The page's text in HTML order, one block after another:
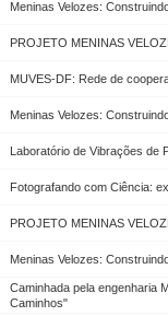
Meninas Velozes:
PROJETO MENINAS
MUVES-DF: Rede de
Meninas Velozes:
Laboratório de Vibrações de
Fotografando com Ciência:
PROJETO MENINAS
Meninas Velozes:
Caminhada pela engenharia
Caminhos"